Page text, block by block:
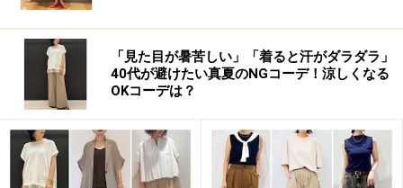
ベーシックなアイテムが多いイメージの無印良品です
が、今シーズンはデザイン性が高く一枚でおしゃれ見え
する服が豊富です！写真
で着用しているのは「涼感ブロ
ードプルオーバー半袖ワンピース」。
「見た目が暑苦しい」「着ると汗がダラダラ」
40代が避けたい真夏のNGコーデ！涼しくなる
OKコーデは？